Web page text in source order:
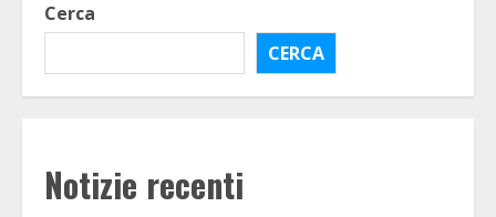
Cerca
CERCA
Notizie recenti